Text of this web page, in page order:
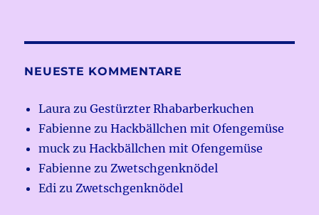
NEUESTE KOMMENTARE
Laura zuGestürzter Rhabarberkuchen
Fabienne zuHackbällchen mit Ofengemüse
muck zuHackbällchen mit Ofengemüse
Fabienne zuZwetschgenknödel
Edi zuZwetschgenknödel